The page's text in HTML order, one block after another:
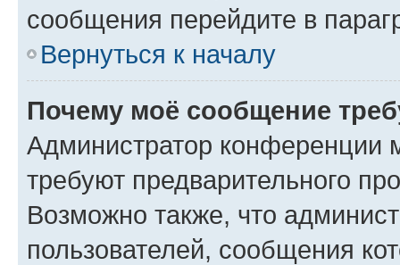
сообщения перейдите в
Вернуться к началу
Почему моё сообщение
Администратор конференции
требуют предварительного
Возможно также, что
пользователей, сообщения